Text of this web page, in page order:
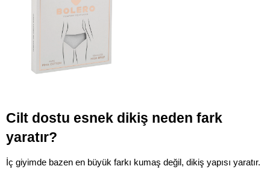
Cilt dostu esnek dikiş neden fark
yaratır?
İç giyimde bazen en büyük farkı kumaş değil, dikiş yapısı yaratır.